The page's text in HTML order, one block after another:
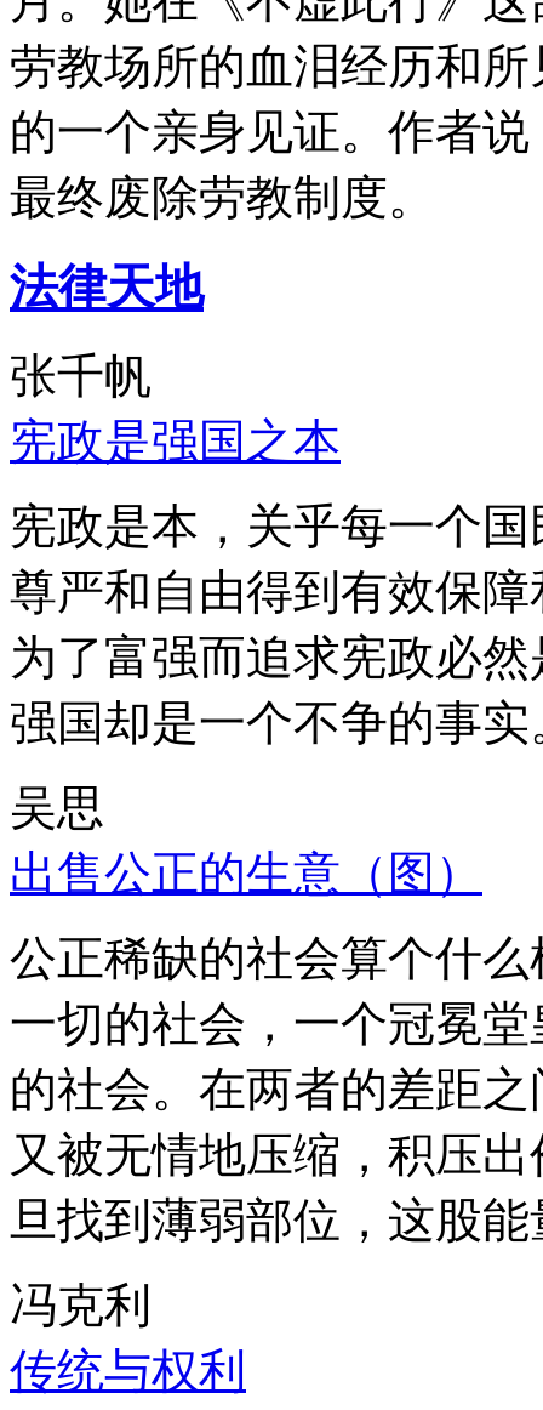
劳教场所的血泪经历和
的一个亲身见证。作者
最终废除劳教制度。
法律天地
张千帆
宪政是强国之本
宪政是本，关乎每一个
尊严和自由得到有效保
为了富强而追求宪政必
强国却是一个不争的事实
吴思
出售公正的生意（图）
公正稀缺的社会算个什
一切的社会，一个冠冕
的社会。在两者的差距
又被无情地压缩，积压
旦找到薄弱部位，这股
冯克利
传统与权利